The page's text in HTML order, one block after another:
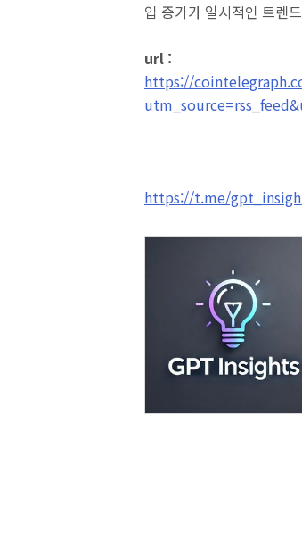
입 증가가 일시적인 트렌
url :
https://
https://t.me/